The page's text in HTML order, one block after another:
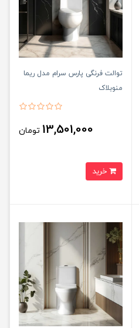
توالت فرنگی پارس سرام مدل ریما
منوبلاک
13,501,000 تومان